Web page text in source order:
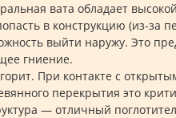
вата обладает
в конструкцию (из-за
выйти наружу. Это
гниение.
При контакте с
перекрытия это
— отличный